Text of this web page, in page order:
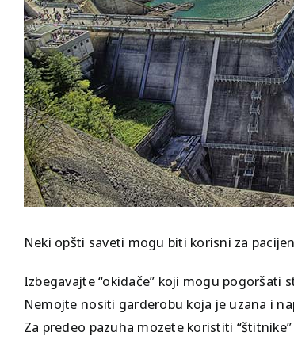
Skidanje
💦
Neki opšti saveti mogu biti korisni za
Izbegavajte “okidače” koji mogu pogoršati
Nemojte nositi garderobu koja je uzana i
Za predeo pazuha mozete koristiti